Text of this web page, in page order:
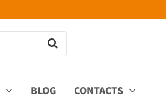
BLOG CONTACTS